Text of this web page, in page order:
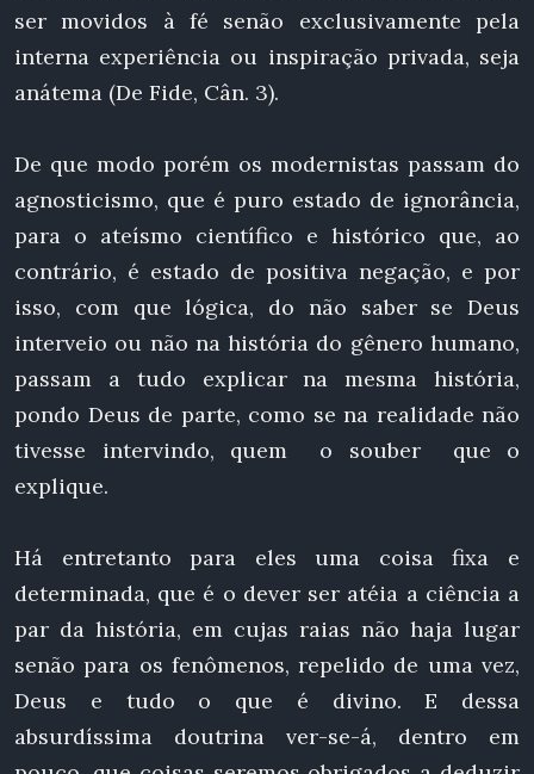
ser movidos à fé senão exclusivamente pela
interna experiência ou inspiração privada, seja
anátema (De Fide, Cân. 3).
De que modo porém os modernistas passam do
agnosticismo, que é puro estado de ignorância,
para o ateísmo científico e histórico que, ao
contrário, é estado de positiva negação, e por
isso, com que lógica, do não saber se Deus
interveio ou não na história do gênero humano,
passam a tudo explicar na mesma história,
pondo Deus de parte, como se na realidade não
tivesse intervindo, quem o souber que o
explique.
Há entretanto para eles uma coisa fixa e
determinada, que é o dever ser atéia a ciência a
par da história, em cujas raias não haja lugar
senão para os fenômenos, repelido de uma vez,
Deus e tudo o que é divino. E dessa
absurdíssima doutrina ver-se-á, dentro em